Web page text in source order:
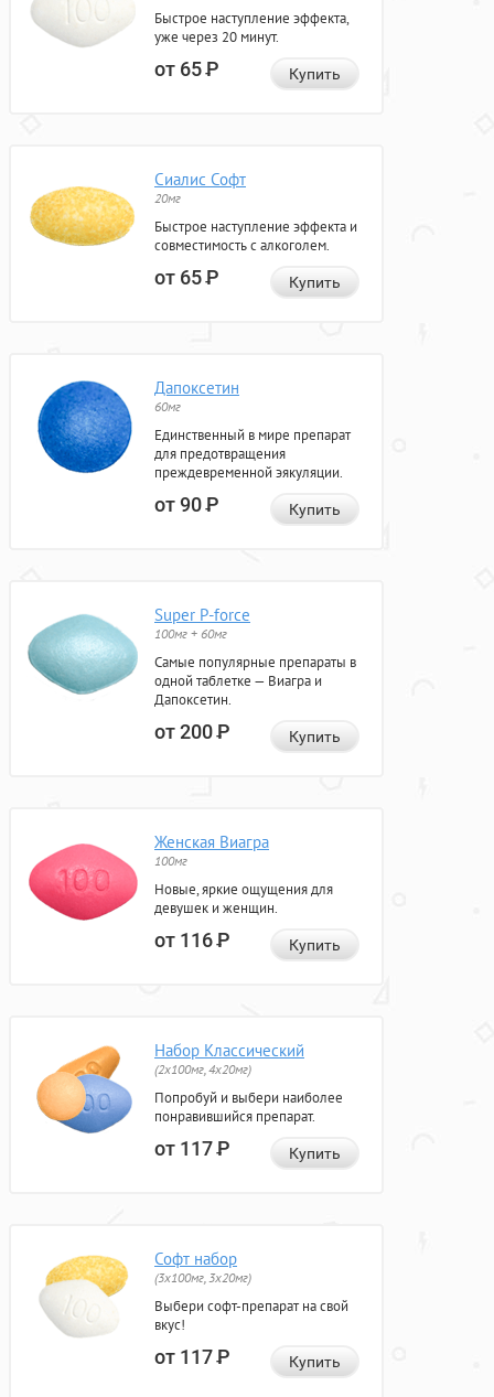
Быстрое наступление эффекта,
уже через 20 минут.
от 65Р Купить
Сиалис Софт
20мг
Быстрое наступление эффекта и
совместимость с алкоголем.
от 65Р Купить
Дапоксетин
60мг
Единственный в мире препарат
для предотвращения
преждевременной эякуляции.
от 90Р Купить
Super P-force
100мг + 60мг
Самые популярные препараты в
одной таблетке — Виагра и
Дапоксетин.
от 200Р Купить
Женская Виагра
100мг
Новые, яркие ощущения для
девушек и женщин.
от 116Р Купить
Набор Классический
(2x100мг, 4x20мг)
Попробуй и выбери наиболее
понравившийся препарат.
от 117Р Купить
Софт набор
(3x100мг, 3x20мг)
Выбери софт-препарат на свой
вкус!
от 117Р Купить